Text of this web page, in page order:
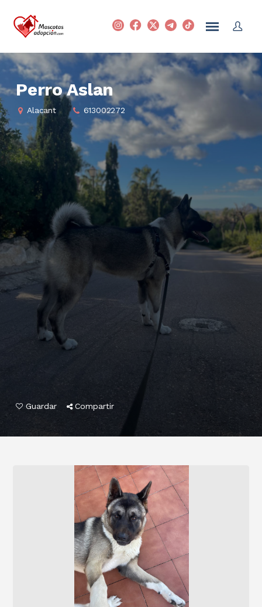
Perro Aslan
Alacant 613002272
Guardar Compartir